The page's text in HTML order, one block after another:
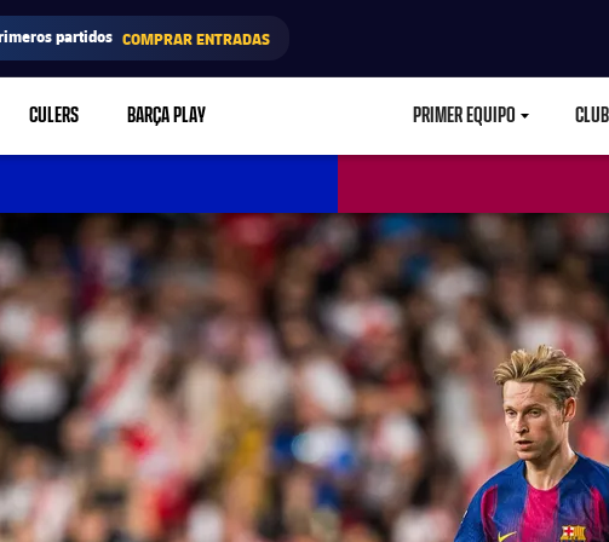
partidos COMPRAR ENTRADAS
CULERS BARÇA PLAY PRIMER EQUIPO CLUB